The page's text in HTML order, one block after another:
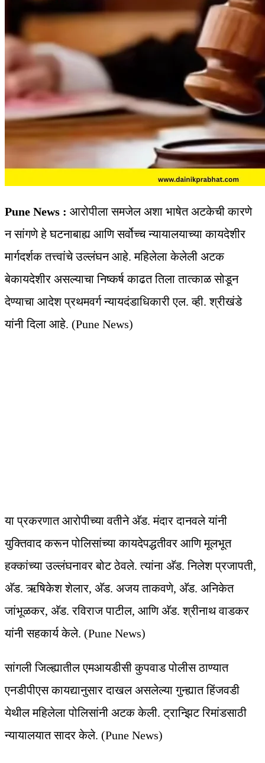
Pune News : आरोपीला समजेल अशा भाषेत अटकेची कारणे
न सांगणे हे घटनाबाह्य आणि सर्वोच्च न्यायालयाच्या कायदेशीर
मार्गदर्शक तत्त्वांचे उल्लंघन आहे. महिलेला केलेली अटक
बेकायदेशीर असल्याचा निष्कर्ष काढत तिला तात्काळ सोडून
देण्याचा आदेश प्रथमवर्ग न्यायदंडाधिकारी एल. व्ही. श्रीखंडे
यांनी दिला आहे. (Pune News)
या प्रकरणात आरोपीच्या वतीने अ‍ॅड. मंदार दानवले यांनी
युक्तिवाद करून पोलिसांच्या कायदेपद्धतीवर आणि मूलभूत
हक्कांच्या उल्लंघनावर बोट ठेवले. त्यांना अ‍ॅड. निलेश प्रजापती,
अ‍ॅड. ऋषिकेश शेलार, अ‍ॅड. अजय ताकवणे, अ‍ॅड. अनिकेत
जांभूळकर, अ‍ॅड. रविराज पाटील, आणि अ‍ॅड. श्रीनाथ वाडकर
यांनी सहकार्य केले. (Pune News)
सांगली जिल्ह्यातील एमआयडीसी कुपवाड पोलीस ठाण्यात
एनडीपीएस कायद्यानुसार दाखल असलेल्या गुन्ह्यात हिंजवडी
येथील महिलेला पोलिसांनी अटक केली. ट्रान्झिट रिमांडसाठी
न्यायालयात सादर केले. (Pune News)